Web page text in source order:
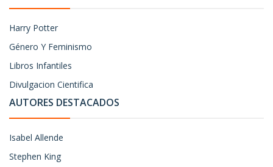
Harry Potter
Género Y Feminismo
Libros Infantiles
Divulgacion Cientifica
AUTORES DESTACADOS
Isabel Allende
Stephen King